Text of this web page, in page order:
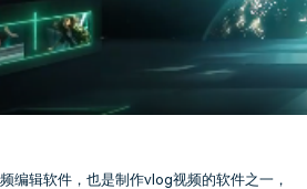
编辑软件，也是制作vlog视频的软件之一，